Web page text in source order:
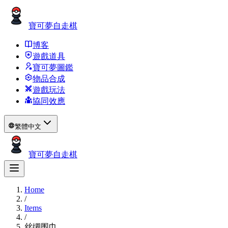
寶可夢自走棋
博客
遊戲道具
寶可夢圖鑑
物品合成
遊戲玩法
協同效應
繁體中文
寶可夢自走棋
Home
/
Items
/